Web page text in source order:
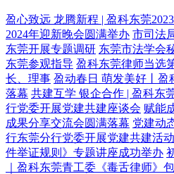
盈心致远 龙腾新程 | 盈科东莞
2024年迎新晚会圆满举办 市司法
东莞开展专题调研 东莞市法学会
东莞参观指导 盈科东莞律师当选
长、理事 盈动春日 萌发美好丨盈
落幕 共建互学 银企合作 | 盈科东
行党委开展党建共建座谈会 赋能
成果分享交流会圆满落幕 党建动
行东莞分行党委开展党建共建活动
件举证规则》专题讲座成功举办
｜盈科东莞青工委《毒舌律师》